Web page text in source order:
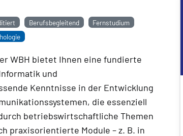
Berufsbegleitend
Fernstudium
WBH bietet Ihnen eine fundierte
und
Kenntnisse in der Entwicklung
die essenziell
betriebswirtschaftliche Themen
praxisorientierte Module – z. B. in